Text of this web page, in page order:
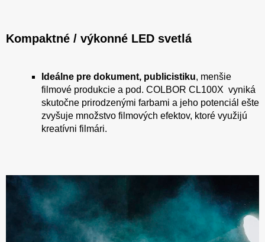
Kompaktné / výkonné LED svetlá
Ideálne pre dokument, publicistiku, menšie
filmové produkcie a pod. COLBOR CL100X vyniká
skutočne prirodzenými farbami a jeho potenciál ešte
zvyšuje množstvo filmových efektov, ktoré využijú
kreatívni filmári.